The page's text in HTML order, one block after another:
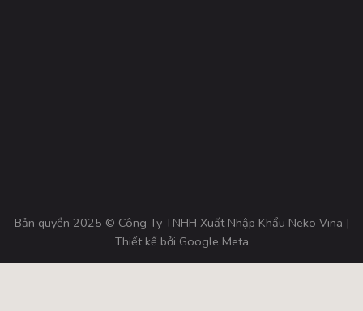
Bản quyền 2025 © Công Ty TNHH Xuất Nhập Khẩu Neko Vina |
Thiết kế bởi Google Meta